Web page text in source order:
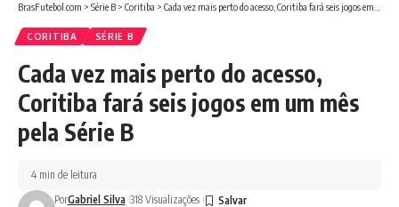
BrasFutebol.com > Série B > Coritiba > Cada vez mais perto do acesso, Coritiba fará seis jogos em um mês pela Série B
CORITIBA SÉRIE B
Cada vez mais perto do acesso,
Coritiba fará seis jogos em um mês
pela Série B
PorGabriel Silva 318 Visualizações
4 min de leitura